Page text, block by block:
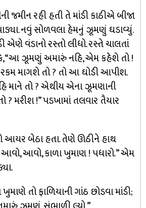
જમીન રહી હતી તે માંડી કાઠીએ બીજા
નવું સોળવલા હેમનું ઝૂમણું ઘડાવ્યું.
વંડાનો રસ્તો લીધો. રસ્તે ચાલતાં
“આ ઝૂમણું અમારું નહિ, એમ કહેશે તો !
માગશે તો ? તો આ ઘોડી આપીશ.
તો ? એથીય એના ઝૂમણાની
? મરીશ !” પડખામાં તલવાર તૈયાર
આયર બેઠા હતા. તેણે ઊઠીને હાથ
આવો, કાળા ખુમાણ ! પધારો.” એમ
તો ફાળિયાની ગાંઠ છોડવા માંડી;